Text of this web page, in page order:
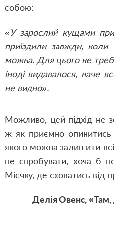
собою:
«У зарослий кущами
приїздили завжди,
можна. Для цього не
іноді видавалося, наче
не видно».
Можливо, цей підхід не
ж як приємно опинитись
якого можна залишити
не спробувати, хоча б
Мієчку, де сховатись від
Делія Овенс, «Там,